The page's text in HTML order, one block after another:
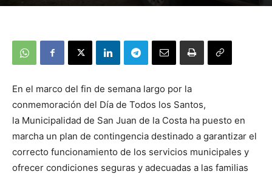
En el marco del fin de semana largo por la
conmemoración del Día de Todos los Santos,
la Municipalidad de San Juan de la Costa ha puesto en
marcha un plan de contingencia destinado a garantizar el
correcto funcionamiento de los servicios municipales y
ofrecer condiciones seguras y adecuadas a las familias